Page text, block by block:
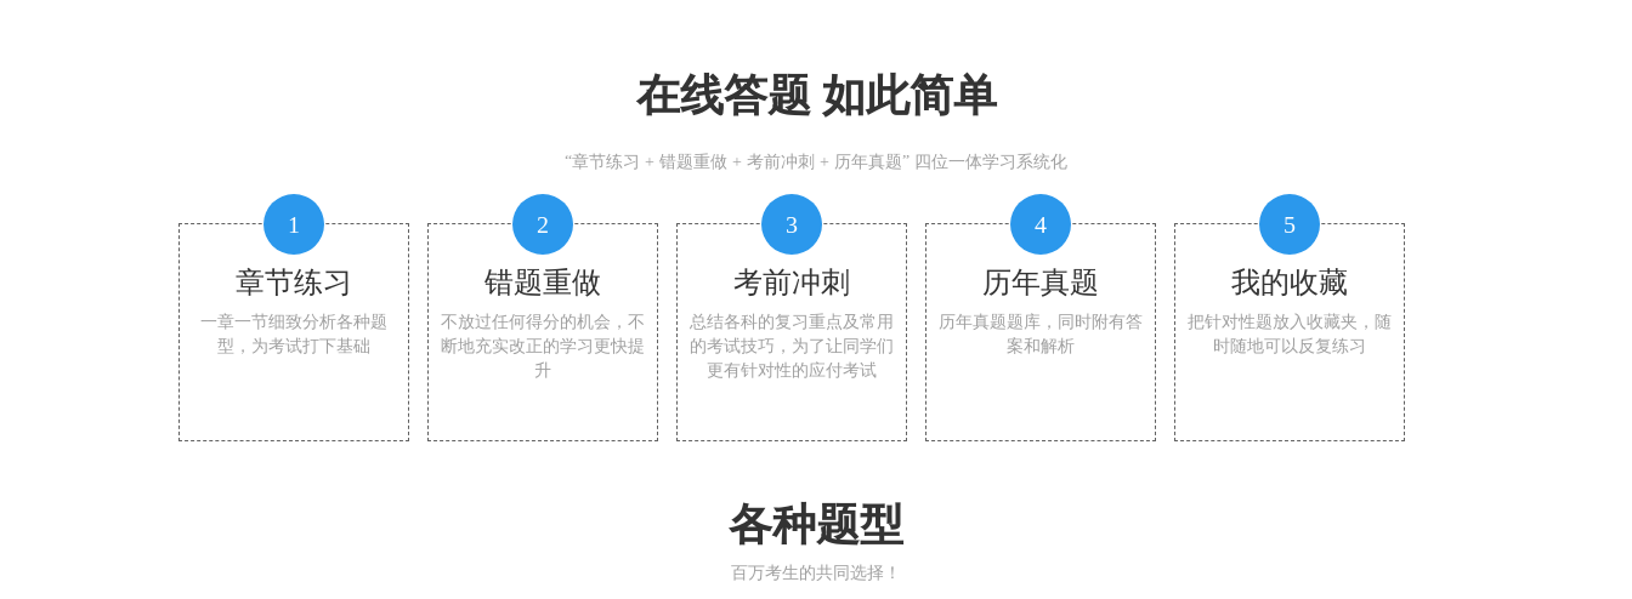
在线答题 如此简单
“章节练习 + 错题重做 + 考前冲刺 + 历年真题” 四位一体学习系统化
1
章节练习
一章一节细致分析各种题
型，为考试打下基础
2
错题重做
不放过任何得分的机会，不
断地充实改正的学习更快提
升
3
考前冲刺
总结各科的复习重点及常用
的考试技巧，为了让同学们
更有针对性的应付考试
4
历年真题
历年真题题库，同时附有答
案和解析
5
我的收藏
把针对性题放入收藏夹，随
时随地可以反复练习
各种题型
百万考生的共同选择！